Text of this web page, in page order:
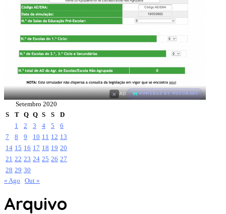
× AD POWERED BY WEFORADS
Setembro 2020
S
T Q Q S S
D
1
2 3 4 5
6
7
8 9 10 11 12 13
14 15 16 17 18 19 20
21 22 23 24 25 26 27
28 29 30
« Ago
Out »
Arquivo